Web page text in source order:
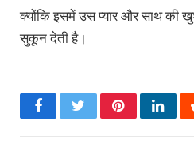
क्योंकि इसमें उस प्यार और साथ की
सुकून देती है।
FacebookTwitterPinterest